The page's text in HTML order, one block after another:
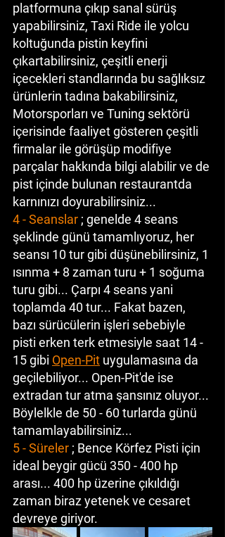
platformuna çıkıp sanal sürüş
yapabilirsiniz, Taxi Ride ile yolcu
koltuğunda pistin keyfini
çıkartabilirsiniz, çeşitli enerji
içecekleri standlarında bu sağlıksız
ürünlerin tadına bakabilirsiniz,
Motorsporları ve Tuning sektörü
içerisinde faaliyet gösteren çeşitli
firmalar ile görüşüp modifiye
parçalar hakkında bilgi alabilir ve de
pist içinde bulunan restaurantda
karnınızı doyurabilirsiniz...
4 - Seanslar ; genelde 4 seans
şeklinde günü tamamlıyoruz, her
seansı 10 tur gibi düşünebilirsiniz, 1
ısınma + 8 zaman turu + 1 soğuma
turu gibi... Çarpı 4 seans yani
toplamda 40 tur... Fakat bazen,
bazı sürücülerin işleri sebebiyle
pisti erken terk etmesiyle saat 14 -
15 gibi Open-Pit uygulamasına da
geçilebiliyor... Open-Pit'de ise
extradan tur atma şansınız oluyor...
Böylelkle de 50 - 60 turlarda günü
tamamlayabilirsiniz...
5 - Süreler ; Bence Körfez Pisti için
ideal beygir gücü 350 - 400 hp
arası... 400 hp üzerine çıkıldığı
zaman biraz yetenek ve cesaret
devreye giriyor.